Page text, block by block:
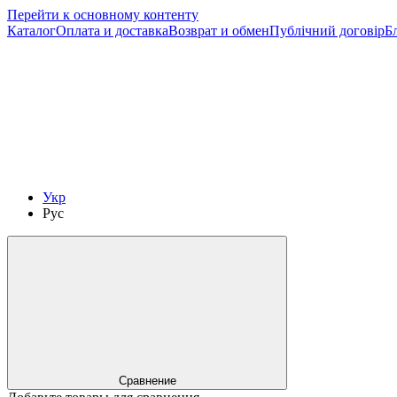
Перейти к основному контенту
КаталогОплата и доставкаВозврат и обменПублічний договір
Укр
Рус
Сравнение